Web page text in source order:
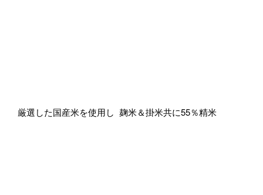
厳選した国産米を使用し 麹米＆掛米共に55％精米